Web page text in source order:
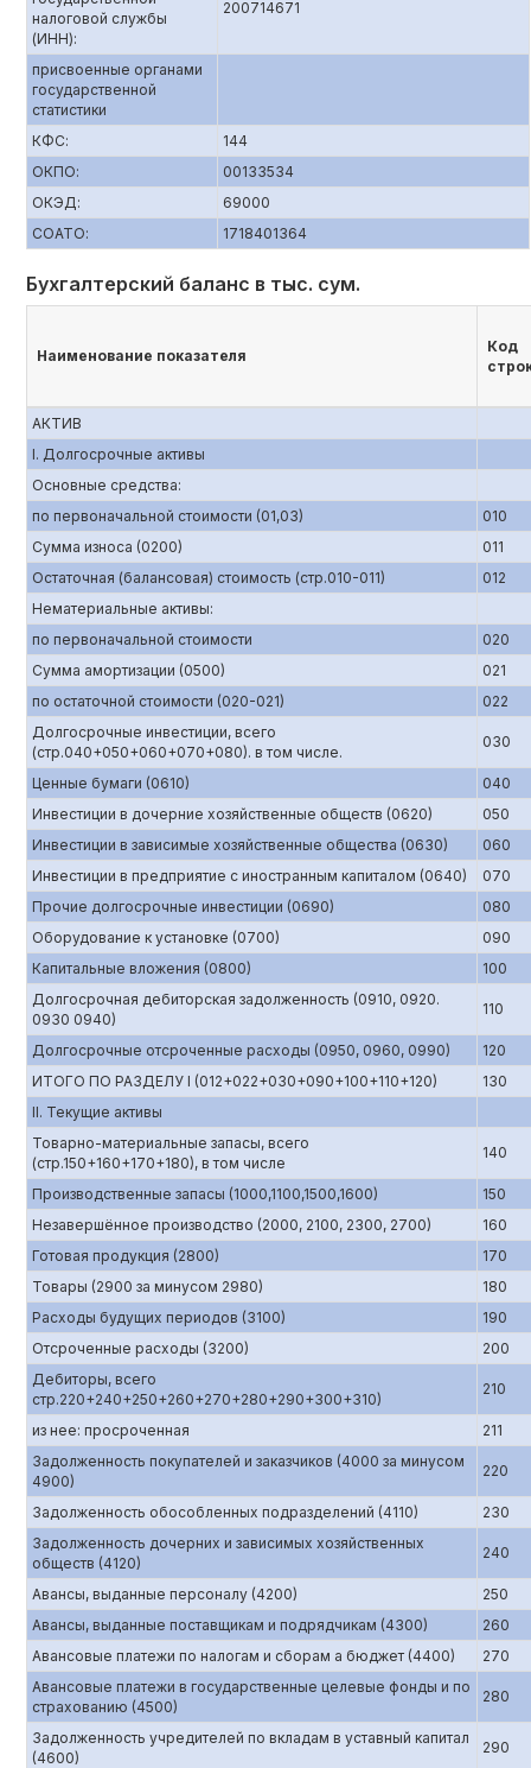
налоговой службы
(ИНН):
200714671
присвоенные органами
государственной
статистики
КФС:
144
ОКПО:
00133534
ОКЭД:
69000
СОАТО:
1718401364
Бухгалтерский баланс в тыс. сум.
Наименование показателя
Код
АКТИВ
I. Долгосрочные активы
Основные средства:
по первоначальной стоимости (01,03)
010
Сумма износа (0200)
011
Остаточная (балансовая) стоимость (стр.010-011)
012
Нематериальные активы:
по первоначальной стоимости
020
Сумма амортизации (0500)
021
по остаточной стоимости (020-021)
022
Долгосрочные инвестиции, всего
(стр.040+050+060+070+080). в том числе.
030
Ценные бумаги (0610)
040
Инвестиции в дочерние хозяйственные обществ (0620)
050
Инвестиции в зависимые хозяйственные общества (0630)
060
Инвестиции в предприятие с иностранным капиталом (0640)
070
Прочие долгосрочные инвестиции (0690)
080
Оборудование к установке (0700)
090
Капитальные вложения (0800)
100
Долгосрочная дебиторская задолженность (0910, 0920.
0930 0940)
110
Долгосрочные отсроченные расходы (0950, 0960, 0990)
120
ИТОГО ПО РАЗДЕЛУ I (012+022+030+090+100+110+120)
130
II. Текущие активы
Товарно-материальные запасы, всего
(стр.150+160+170+180), в том числе
140
Производственные запасы (1000,1100,1500,1600)
150
Незавершённое производство (2000, 2100, 2300, 2700)
160
Готовая продукция (2800)
170
Товары (2900 за минусом 2980)
180
Расходы будущих периодов (3100)
190
Отсроченные расходы (3200)
200
Дебиторы, всего
стр.220+240+250+260+270+280+290+300+310)
210
из нее: просроченная
211
Задолженность покупателей и заказчиков (4000 за минусом
4900)
220
Задолженность обособленных подразделений (4110)
230
Задолженность дочерних и зависимых хозяйственных
обществ (4120)
240
Авансы, выданные персоналу (4200)
250
Авансы, выданные поставщикам и подрядчикам (4300)
260
Авансовые платежи по налогам и сборам а бюджет (4400)
270
Авансовые платежи в государственные целевые фонды и по
страхованию (4500)
280
Задолженность учредителей по вкладам в уставный капитал
(4600)
290